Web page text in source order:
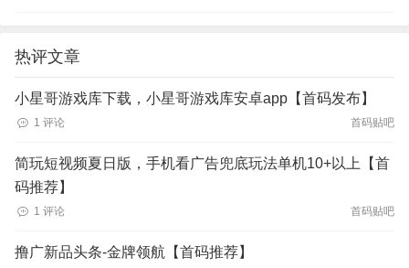
热评文章
小星哥游戏库下载，小星哥游戏库安卓app【首码发布】
1 评论 首码贴吧
简玩短视频夏日版，手机看广告兜底玩法单机10+以上【首
码推荐】
1 评论 首码贴吧
撸广新品头条-金牌领航【首码推荐】